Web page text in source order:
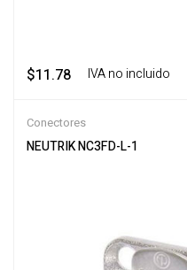
$11.78 ‎ ‎ ‎ IVA no incluido
Conectores
NEUTRIK NC3FD-L-1